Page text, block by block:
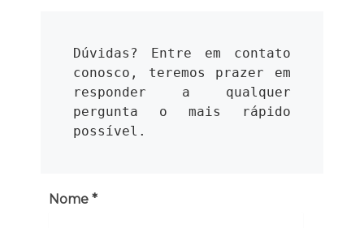
Dúvidas? Entre em contato
conosco, teremos prazer em
responder a qualquer
pergunta o mais rápido
possível.
Nome *